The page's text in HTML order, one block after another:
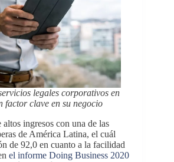
legales corporativos en
factor clave en su negocio
altos ingresos con una de las
de América Latina, el cuál
de 92,0 en cuanto a la facilidad
el informe Doing Business 2020